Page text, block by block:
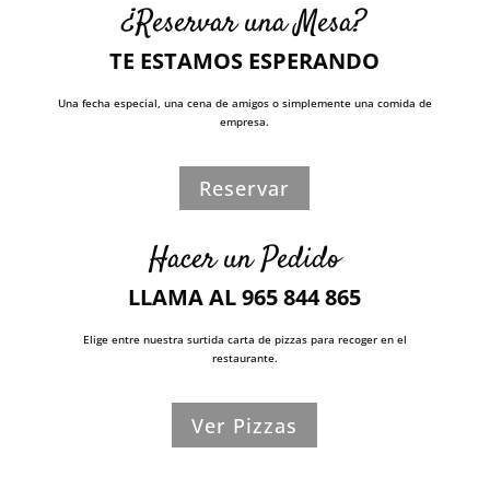
¿Reservar una Mesa?
TE ESTAMOS ESPERANDO
Una fecha especial, una cena de amigos o simplemente una comida de
empresa.
Reservar
Hacer un Pedido
LLAMA AL 965 844 865
Elige entre nuestra surtida carta de pizzas para recoger en el
restaurante.
Ver Pizzas